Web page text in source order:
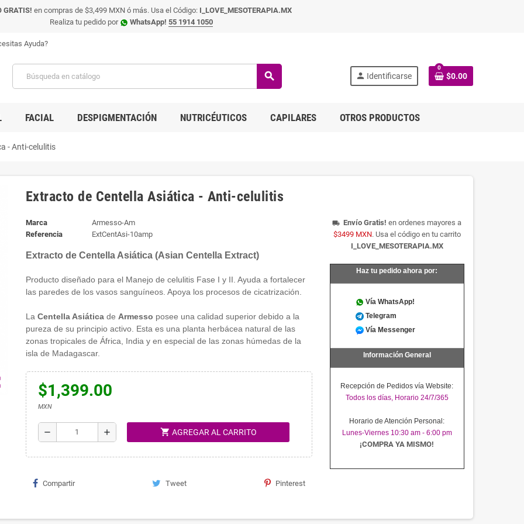
GRATIS! en compras de $3,499 MXN ó más. Usa el Código: I_LOVE_MESOTERAPIA.MX
Realiza tu pedido por
WhatsApp! 55 1914 1050
Ayuda?
search person Identificarse
0
$0.00
FACIAL DESPIGMENTACIÓN NUTRICÉUTICOS CAPILARES OTROS PRODUCTOS
- Anti-celulitis
Extracto de Centella Asiática - Anti-celulitis
Marca
Armesso-Am
Referencia
ExtCentAsi-10amp
Extracto de Centella Asiática (Asian Centella Extract)
Producto diseñado para el Manejo de celulitis Fase I y II. Ayuda a fortalecer
las paredes de los vasos sanguíneos. Apoya los procesos de cicatrización.
La Centella Asiática de Armesso posee una calidad superior debido a la
pureza de su principio activo. Esta es una planta herbácea natural de las
zonas tropicales de África, India y en especial de las zonas húmedas de la
isla de Madagascar.
$1,399.00
MXN
remove add shopping_cart AGREGAR AL CARRITO
Compartir Tweet Pinterest
local_shipping Envío Gratis! en ordenes mayores a
$3499 MXN. Usa el código en tu carrito
I_LOVE_MESOTERAPIA.MX
Haz tu pedido ahora por:
Vía WhatsApp!
Telegram
Vía Messenger
Información General
Recepción de Pedidos vía Website:
Todos los días, Horario 24/7/365
Horario de Atención Personal:
Lunes-Viernes 10:30 am - 6:00 pm
¡COMPRA YA MISMO!